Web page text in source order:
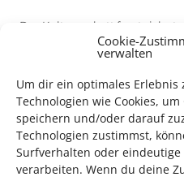
Cookie-
verwalten
Um dir ein optimales
Technologien wie Cookies,
speichern und/oder darauf
Technologien zustimmst,
Surfverhalten oder eindeutige
verarbeiten. Wenn du deine
Das Kulturparkett freut sich
Mithilfe im Bereich Technik.
*KULTURTIPP SOMMERPAUSE: